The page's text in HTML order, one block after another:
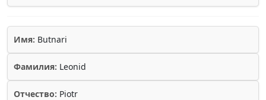
Имя: Butnari
Фамилия: Leonid
Отчество: Piotr